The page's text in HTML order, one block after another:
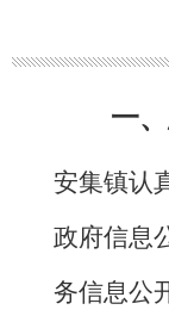
一
安集镇认
政府信息
务信息公